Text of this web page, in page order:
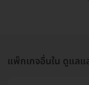
แพ็กเกจอื่นใน ดูแล